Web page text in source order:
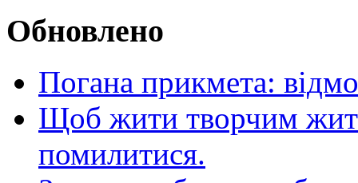
Обновлено
Погана прикмета:
Щоб жити творчим
помилитися.